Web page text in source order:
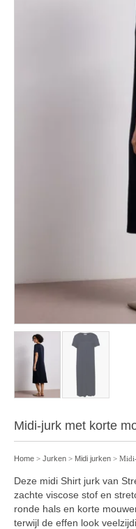
Midi-jurk met korte
Home > Jurken > Midi jurken >
Deze midi Shirt jurk van
zachte viscose stof en
ronde hals en korte
terwijl de effen look